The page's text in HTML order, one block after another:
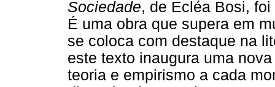
Sociedade, de Ecléa Bosi,
É uma obra que supera em
se coloca com destaque na
este texto inaugura uma
teoria e empirismo a cada